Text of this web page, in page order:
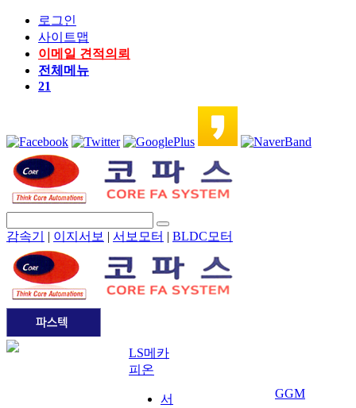
로그인
사이트맵
이메일 견적의뢰
전체메뉴
21
감속기 | 이지서보 | 서보모터 | BLDC모터
LS메카
피온
서
GGM